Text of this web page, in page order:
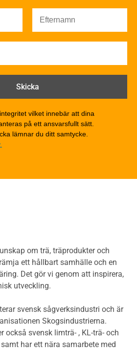
material och konstruktioner
sprinkler
och märkning
- generellt
vilket innebär att dina
på ett ansvarsfullt sätt.
lämnar du ditt samtycke.
om trä, träprodukter och
ett hållbart samhälle och en
Det gör vi genom att inspirera,
utveckling.
svensk sågverksindustri och är
Skogsindustrierna.
också svensk limträ- , KL-trä- och
har ett nära samarbete med